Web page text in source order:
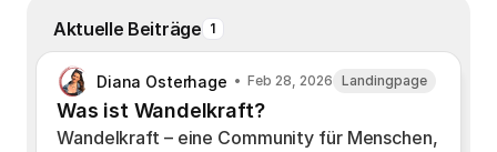
Aktuelle Beiträge 1
Diana Osterhage Feb 28, 2026 Landingpage
Was ist Wandelkraft?
Wandelkraft – eine Community für Menschen,